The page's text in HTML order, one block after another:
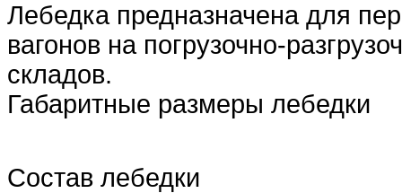
Лебедка предназначена для
вагонов на погрузочно-
складов.
Габаритные размеры лебедки
Состав лебедки